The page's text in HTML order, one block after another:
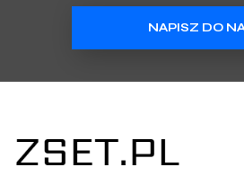
NAPISZ DO